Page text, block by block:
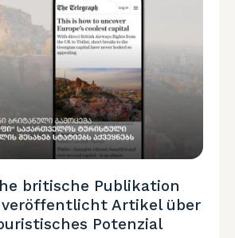
britische Publikation
veröffentlicht Artikel über
Potenzial